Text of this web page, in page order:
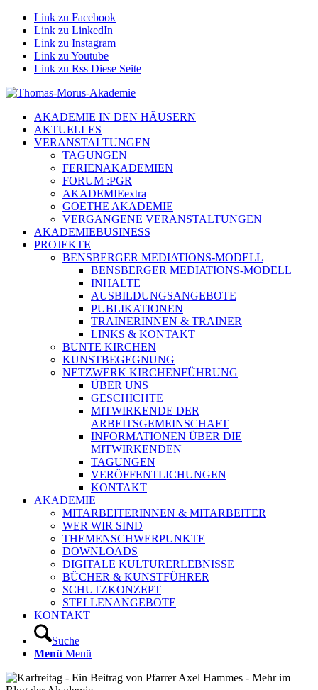
Link zu Facebook
Link zu LinkedIn
Link zu Instagram
Link zu Youtube
Link zu Rss Diese Seite
AKADEMIE IN DEN HÄUSERN
AKTUELLES
VERANSTALTUNGEN
TAGUNGEN
FERIENAKADEMIEN
FORUM :PGR
AKADEMIEextra
GOETHE AKADEMIE
VERGANGENE VERANSTALTUNGEN
AKADEMIEBUSINESS
PROJEKTE
BENSBERGER MEDIATIONS-MODELL
BENSBERGER MEDIATIONS-MODELL
INHALTE
AUSBILDUNGSANGEBOTE
PUBLIKATIONEN
TRAINERINNEN & TRAINER
LINKS & KONTAKT
BUNTE KIRCHEN
KUNSTBEGEGNUNG
NETZWERK KIRCHENFÜHRUNG
ÜBER UNS
GESCHICHTE
MITWIRKENDE DER
ARBEITSGEMEINSCHAFT
INFORMATIONEN ÜBER DIE
MITWIRKENDEN
TAGUNGEN
VERÖFFENTLICHUNGEN
KONTAKT
AKADEMIE
MITARBEITERINNEN & MITARBEITER
WER WIR SIND
THEMENSCHWERPUNKTE
DOWNLOADS
DIGITALE KULTURERLEBNISSE
BÜCHER & KUNSTFÜHRER
SCHUTZKONZEPT
STELLENANGEBOTE
KONTAKT
Suche
Menü Menü